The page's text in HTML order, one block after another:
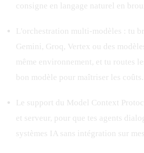
consigne en langage naturel en
L'orchestration multi-modèles : tu
Gemini, Groq, Vertex ou des
même environnement, et tu routes
bon modèle pour maîtriser les coûts.
Le support du Model Context
et serveur, pour que tes agents
systèmes IA sans intégration sur